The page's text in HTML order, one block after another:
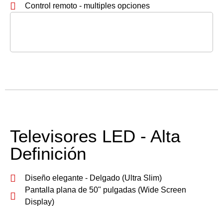
Control remoto - multiples opciones
Televisores LED - Alta
Definición
Diseño elegante - Delgado (Ultra Slim)
Pantalla plana de 50" pulgadas (Wide Screen
Display)